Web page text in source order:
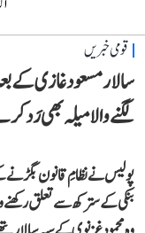
قومی خبریں
سالار مسعود غازی کے
لگنے والا میلہ بھی رَد
پولیس نے نظامِ قانون بگڑنے کے
بنکی کے سترکھ سے تعلق